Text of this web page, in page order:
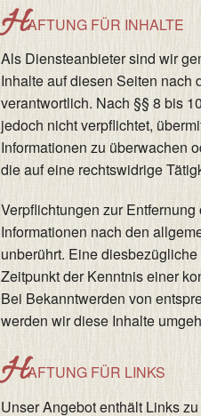
HAFTUNG FÜR INHALTE
Als Diensteanbieter sind wir
Inhalte auf diesen Seiten nach
verantwortlich. Nach §§ 8 bis
jedoch nicht verpflichtet,
Informationen zu überwachen
die auf eine rechtswidrige
Verpflichtungen zur
Informationen nach den
unberührt. Eine
Zeitpunkt der Kenntnis einer
Bei Bekanntwerden von
werden wir diese Inhalte
HAFTUNG FÜR LINKS
Unser Angebot enthält Links